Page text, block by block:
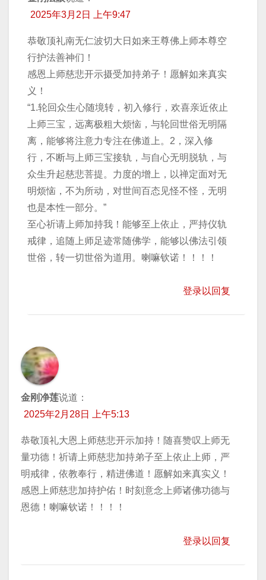
2025年3月2日 上午9:47
恭敬顶礼南无仁波切大日如来王尊佛上师本尊空
行护法善神们！
感恩上师慈悲开示摄受加持弟子！愿解如来真实
义！
“1.轮回众生心随境转，初入修行，欢喜亲近依止
上师三宝，远离极粗大烦恼，与轮回世俗无明隔
离，能够将注意力专注在佛道上。2，深入修
行，不断与上师三宝接轨，与自心无明脱轨，与
众生升起慈悲菩提。力度的增上，以禅定面对无
明烦恼，不为所动，对世间百态见怪不怪，无明
也是本性一部分。”
至心祈请上师加持我！能够至上依止，严持仪轨
戒律，追随上师足迹常随佛学，能够以佛法引领
世俗，转一切世俗为道用。喇嘛钦诺！！！！
登录以回复
金刚净莲说道：
2025年2月28日 上午5:13
恭敬顶礼大恩上师慈悲开示加持！随喜赞叹上师无
量功德！祈请上师慈悲加持弟子至上依止上师，严
明戒律，依教奉行，精进佛道！愿解如来真实义！
感恩上师慈悲加持护佑！时刻意念上师诸佛功德与
恩德！喇嘛钦诺！！！！
登录以回复